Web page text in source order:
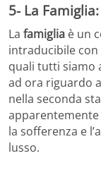
5- La Famiglia:
La famiglia è un
intraducibile
quali tutti siamo
ad ora riguardo
nella seconda
la sofferenza e
lusso.